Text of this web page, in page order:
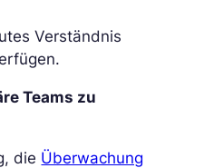
Verständnis
Teams zu
die Überwachung